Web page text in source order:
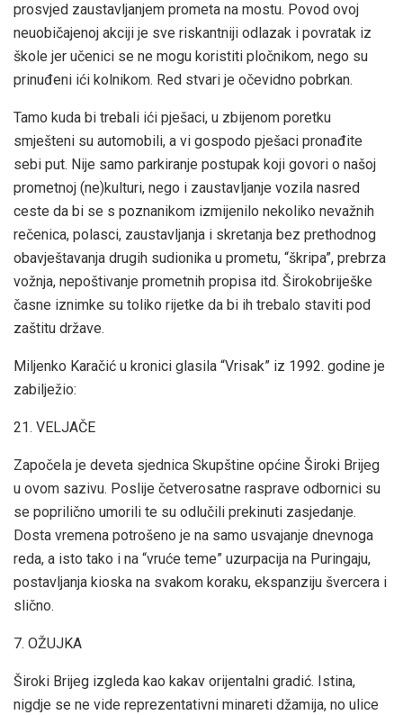
prosvjed zaustavljanjem prometa na mostu. Povod ovoj
neuobičajenoj akciji je sve riskantniji odlazak i povratak iz
škole jer učenici se ne mogu koristiti pločnikom, nego su
prinuđeni ići kolnikom. Red stvari je očevidno pobrkan.
Tamo kuda bi trebali ići pješaci, u zbijenom poretku
smješteni su automobili, a vi gospodo pješaci pronađite
sebi put. Nije samo parkiranje postupak koji govori o našoj
prometnoj (ne)kulturi, nego i zaustavljanje vozila nasred
ceste da bi se s poznanikom izmijenilo nekoliko nevažnih
rečenica, polasci, zaustavljanja i skretanja bez prethodnog
obavještavanja drugih sudionika u prometu, “škripa”, prebrza
vožnja, nepoštivanje prometnih propisa itd. Širokobriješke
časne iznimke su toliko rijetke da bi ih trebalo staviti pod
zaštitu države.
Miljenko Karačić u kronici glasila “Vrisak” iz 1992. godine je
zabilježio:
21. VELJAČE
Započela je deveta sjednica Skupštine općine Široki Brijeg
u ovom sazivu. Poslije četverosatne rasprave odbornici su
se poprilično umorili te su odlučili prekinuti zasjedanje.
Dosta vremena potrošeno je na samo usvajanje dnevnoga
reda, a isto tako i na “vruće teme” uzurpacija na Puringaju,
postavljanja kioska na svakom koraku, ekspanziju švercera i
slično.
7. OŽUJKA
Široki Brijeg izgleda kao kakav orijentalni gradić. Istina,
nigdje se ne vide reprezentativni minareti džamija, no ulice